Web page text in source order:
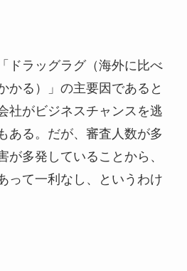
ドラッグラグ（海外に比べ
かる）」の主要因であると
社がビジネスチャンスを逃
ある。だが、審査人数が多
が多発していることから、
って一利なし、というわけ